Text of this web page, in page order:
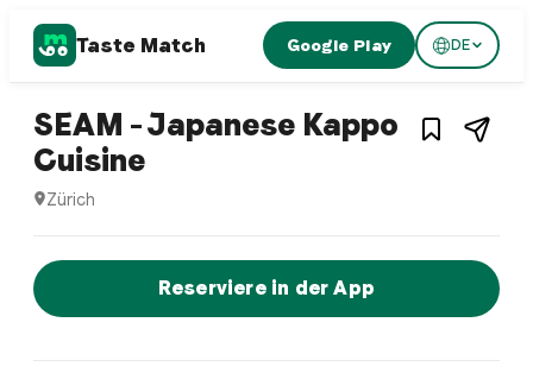
Taste Match Google Play DE
Japanese restaurant 1 3
SEAM – Japanese Kappo
Cuisine– Restaurant in
Zürich
Jetzt sofort einen Tisch
Reserviere in der App